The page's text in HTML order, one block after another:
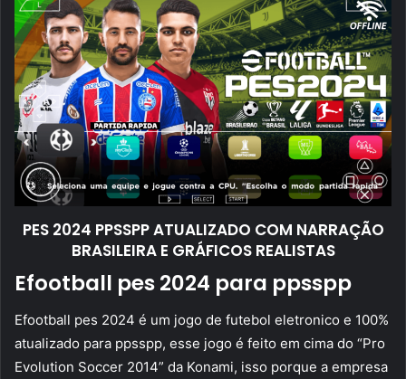
PES 2024 PPSSPP ATUALIZADO COM NARRAÇÃO
BRASILEIRA E GRÁFICOS REALISTAS
Efootball pes 2024 para ppsspp
Efootball pes 2024 é um jogo de futebol eletronico e 100%
atualizado para ppsspp, esse jogo é feito em cima do “Pro
Evolution Soccer 2014” da Konami, isso porque a empresa